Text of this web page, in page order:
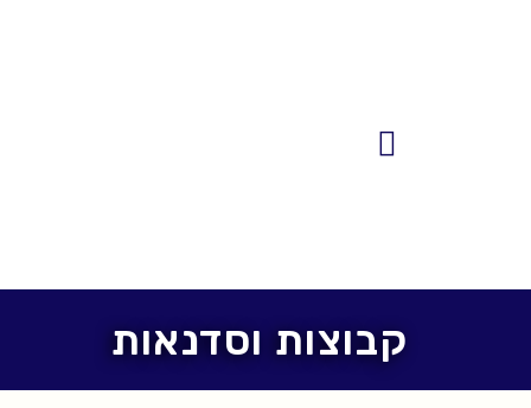
קבוצות וסדנאות